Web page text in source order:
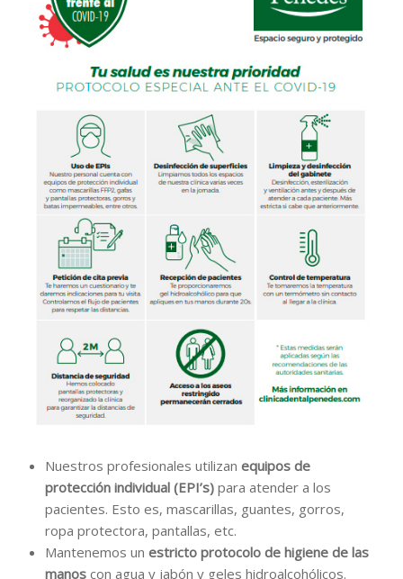
Nuestros profesionales utilizan equipos de
protección individual (EPI’s) para atender a los
pacientes. Esto es, mascarillas, guantes, gorros,
ropa protectora, pantallas, etc.
Mantenemos un estricto protocolo de higiene de las
manos con agua y jabón y geles hidroalcohólicos.